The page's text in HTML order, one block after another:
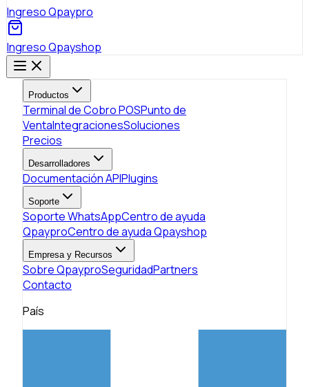
Ingreso Qpaypro
Ingreso Qpayshop
Productos
Terminal de Cobro POSPunto de
VentaIntegracionesSoluciones
Precios
Desarrolladores
Documentación APIPlugins
Soporte
Soporte WhatsAppCentro de ayuda
QpayproCentro de ayuda Qpayshop
Empresa y Recursos
Sobre QpayproSeguridadPartners
Contacto
País